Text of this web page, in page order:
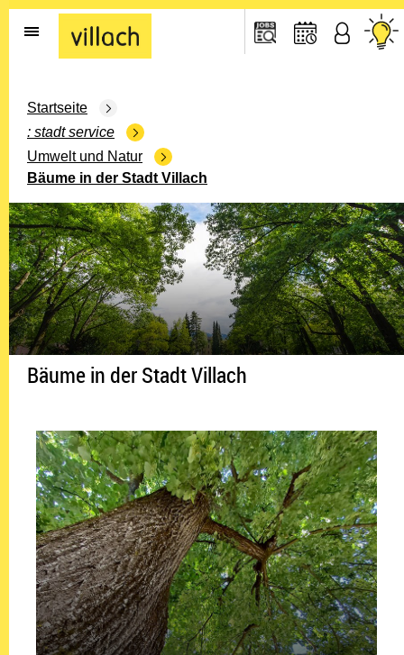
Gehe zur Startseite
Startseite
stadt service
Umwelt und Natur
Bäume in der Stadt Villach
Bäume in der Stadt Villach